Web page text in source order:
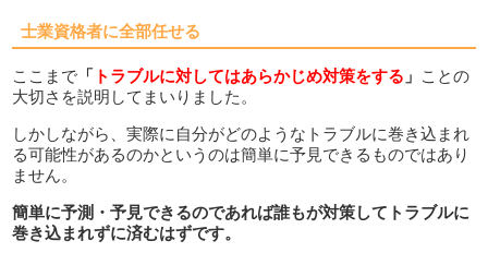
士業資格者に全部任せる
ここまで 「 トラブルに対してはあらかじめ対策をする 」 ことの
大切さを説明してまいりました。
しかしながら、実際に自分がどのようなトラブルに巻き込まれ
る可能性があるのかというのは簡単に予見できるものではあり
ません。
簡単に予測・予見できるのであれば誰もが対策してトラブルに
巻き込まれずに済むはずです。